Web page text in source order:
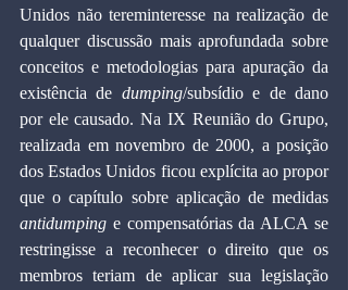
Unidos não tereminteresse na realização de
qualquer discussão mais aprofundada sobre
conceitos e metodologias para apuração da
existência de dumping/subsídio e de dano
por ele causado. Na IX Reunião do Grupo,
realizada em novembro de 2000, a posição
dos Estados Unidos ficou explícita ao propor
antidumping e compensatórias da ALCA se
restringisse a reconhecer o direito que os
membros teriam de aplicar sua legislação